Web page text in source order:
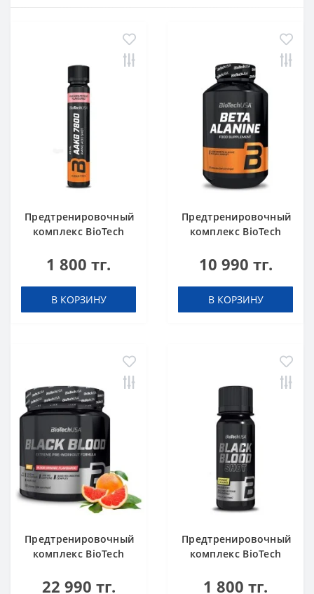
Предтренировочный
комплекс BioTech
Grapefruit 25ml
1 800 тг.
В КОРЗИНУ
Предтренировочный
комплекс BioTech
капсул
10 990 тг.
В КОРЗИНУ
Предтренировочный
комплекс BioTech
NOX+ Blood orange
22 990 тг.
Предтренировочный
комплекс BioTech
Lemonade 60 ml шот
1 800 тг.